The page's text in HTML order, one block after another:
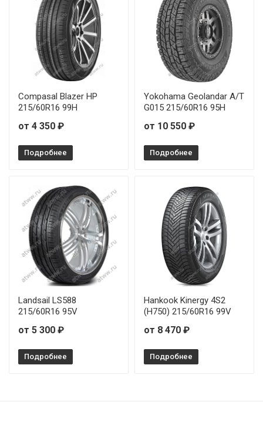
Compasal Blazer HP
215/60R16 99H
от 4 350 ₽
Подробнее
Yokohama Geolandar A/T
G015 215/60R16 95H
от 10 550 ₽
Подробнее
Landsail LS588
215/60R16 95V
от 5 300 ₽
Подробнее
Hankook Kinergy 4S2
(H750) 215/60R16 99V
от 8 470 ₽
Подробнее